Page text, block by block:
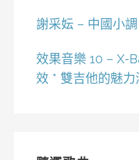
謝采妘 – 中國小
效果音樂 10 – X-
效 * 雙吉他的魅力